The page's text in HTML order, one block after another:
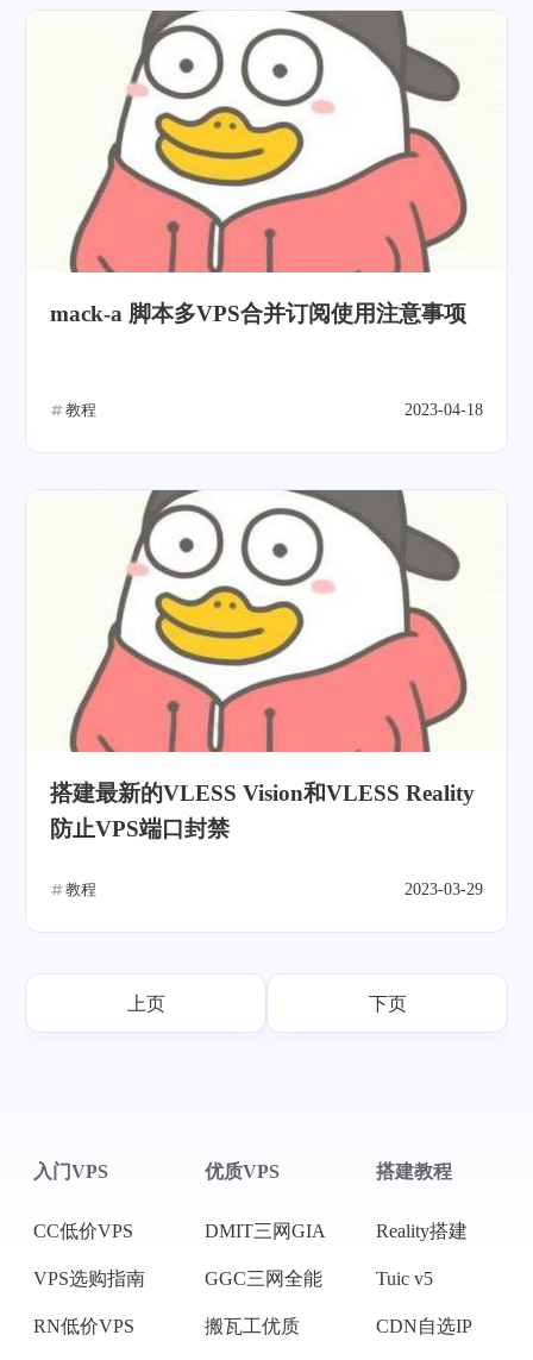
mack-a 脚本多VPS合并订阅使用注意事项
教程 2023-04-18
搭建最新的VLESS Vision和VLESS Reality
防止VPS端口封禁
教程 2023-03-29
上页 下页
入门VPS
CC低价VPS
VPS选购指南
RN低价VPS
优质VPS
DMIT三网GIA
GGC三网全能
搬瓦工优质
搭建教程
Reality搭建
Tuic v5
CDN自选IP